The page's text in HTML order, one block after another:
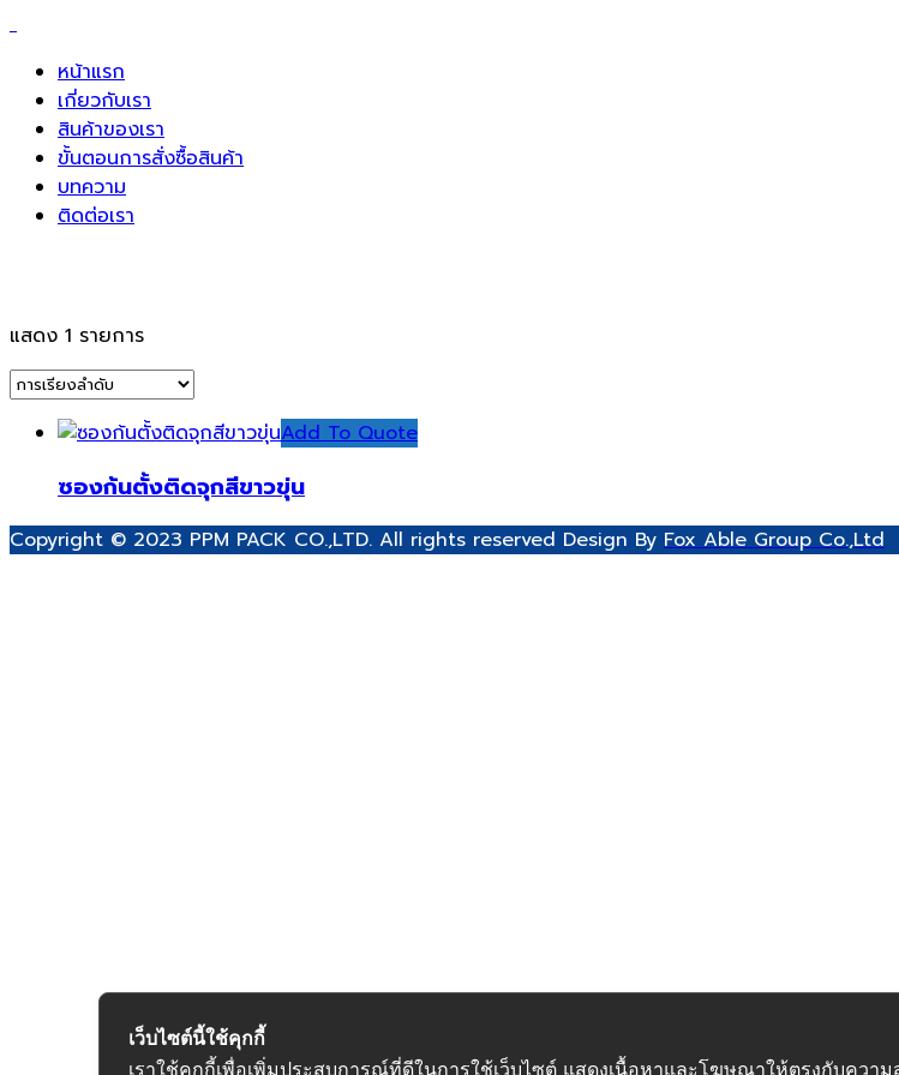
หน้าแรก
เกี่ยวกับเรา
สินค้าของเรา
ขั้นตอนการสั่งซื้อสินค้า
บทความ
ติดต่อเรา
แสดง 1 รายการ
Add To Quote
ซองก้นตั้งติดจุกสีขาวขุ่น
Copyright © 2023 PPM PACK CO.,LTD. All rights reserved Design By Fox Able Group Co.,Ltd
เว็บไซต์นี้ใช้คุกกี้
เราใช้คุกกี้เพื่อเพิ่มประสบการณ์ที่ดีในการใช้เว็บไซต์ แสดงเนื้อหาและโฆษณาให้ตรงกับความ